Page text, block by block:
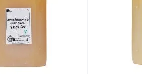
ΣΤΟ ΚΑΛΆΘΙ
ΛΕΠΤΟΜΈΡΕΙΕΣ